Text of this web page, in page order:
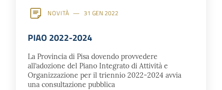
NOVITÀ 31 GEN 2022
PIAO 2022-2024
La Provincia di Pisa dovendo provvedere
all’adozione del Piano Integrato di Attività e
Organizzazione per il triennio 2022-2024 avvia
una consultazione pubblica